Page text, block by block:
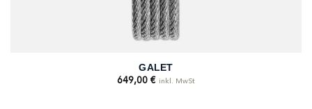
GALET
649,00 € inkl. MwSt